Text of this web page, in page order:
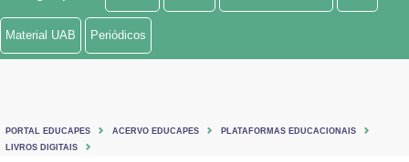
Ministério de Minas e Energia
Ministério do Turismo
Material UAB Periódicos
PORTAL EDUCAPES ACERVO EDUCAPES
PLATAFORMAS EDUCACIONAIS
LIVROS DIGITAIS